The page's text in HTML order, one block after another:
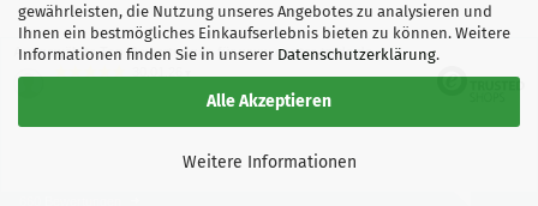
gewährleisten, die Nutzung unseres Angebotes zu analysieren und
Ihnen ein bestmögliches Einkaufserlebnis bieten zu können. Weitere
Informationen finden Sie in unserer Datenschutzerklärung.
Alle Akzeptieren
Weitere Informationen
Ausgewählte Top-Bewertungen für www.copter-trade.de